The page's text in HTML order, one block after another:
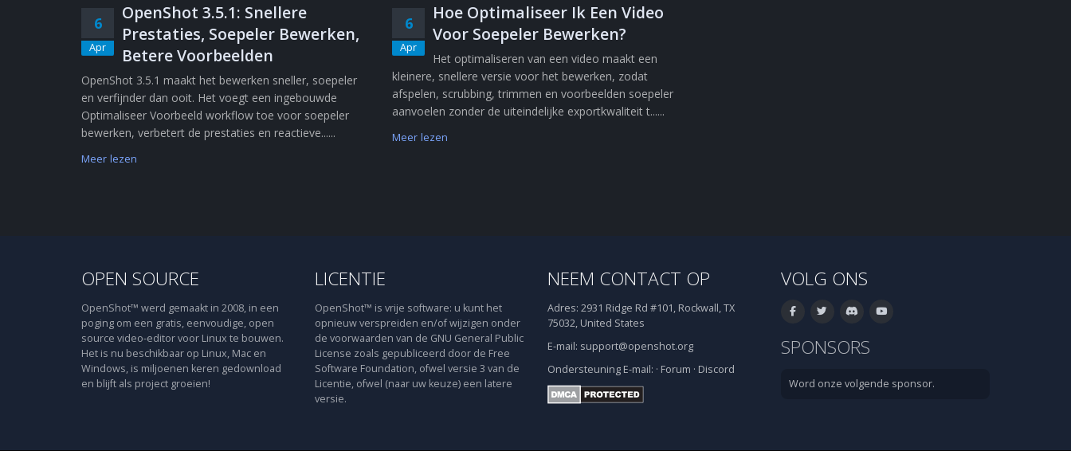
6
Apr
OpenShot 3.5.1: Snellere
Prestaties, Soepeler Bewerken,
Betere Voorbeelden
OpenShot 3.5.1 maakt het bewerken sneller, soepeler
en verfijnder dan ooit. Het voegt een ingebouwde
Optimaliseer Voorbeeld workflow toe voor soepeler
bewerken, verbetert de prestaties en reactieve......
Meer lezen
6
Apr
Hoe Optimaliseer Ik Een Video
Voor Soepeler Bewerken?
Het optimaliseren van een video maakt een
kleinere, snellere versie voor het bewerken, zodat
afspelen, scrubbing, trimmen en voorbeelden soepeler
aanvoelen zonder de uiteindelijke exportkwaliteit t......
Meer lezen
OPEN SOURCE
OpenShot™ werd gemaakt in 2008, in een
poging om een gratis, eenvoudige, open
source video-editor voor Linux te bouwen.
Het is nu beschikbaar op Linux, Mac en
Windows, is miljoenen keren gedownload
en blijft als project groeien!
LICENTIE
OpenShot™ is vrije software: u kunt het
opnieuw verspreiden en/of wijzigen onder
de voorwaarden van de GNU General Public
License zoals gepubliceerd door de Free
Software Foundation, ofwel versie 3 van de
Licentie, ofwel (naar uw keuze) een latere
versie.
NEEM CONTACT OP
Adres: 2931 Ridge Rd #101, Rockwall, TX
75032, United States
E-mail: support@openshot.org
Ondersteuning E-mail: · Forum · Discord
VOLG ONS
SPONSORS
Word onze volgende sponsor.